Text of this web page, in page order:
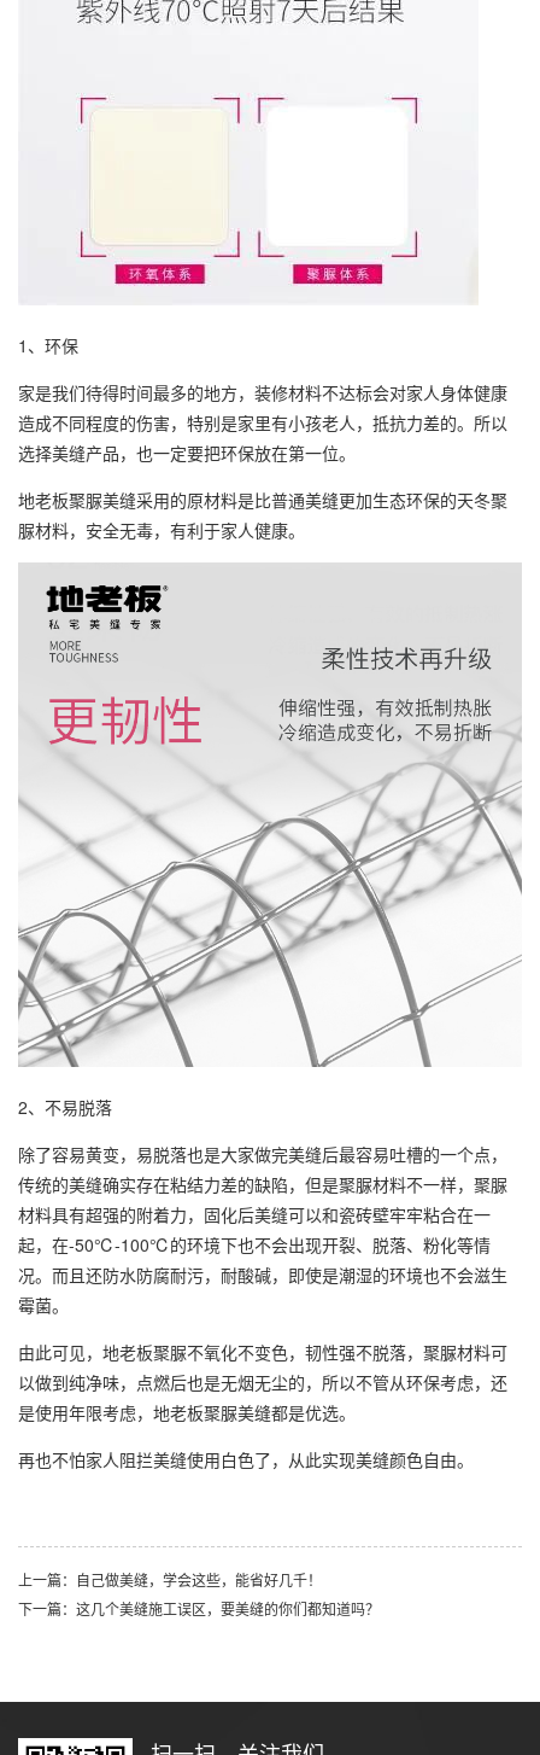
1、环保
家是我们待得时间最多的地方，装修材料不达标会对家人身体健康
造成不同程度的伤害，特别是家里有小孩老人，抵抗力差的。所以
选择美缝产品，也一定要把环保放在第一位。
地老板聚脲美缝采用的原材料是比普通美缝更加生态环保的天冬聚
脲材料，安全无毒，有利于家人健康。
2、不易脱落
除了容易黄变，易脱落也是大家做完美缝后最容易吐槽的一个点，
传统的美缝确实存在粘结力差的缺陷，但是聚脲材料不一样，聚脲
材料具有超强的附着力，固化后美缝可以和瓷砖壁牢牢粘合在一
起，在-50℃-100℃的环境下也不会出现开裂、脱落、粉化等情
况。而且还防水防腐耐污，耐酸碱，即使是潮湿的环境也不会滋生
霉菌。
由此可见，地老板聚脲不氧化不变色，韧性强不脱落，聚脲材料可
以做到纯净味，点燃后也是无烟无尘的，所以不管从环保考虑，还
是使用年限考虑，地老板聚脲美缝都是优选。
再也不怕家人阻拦美缝使用白色了，从此实现美缝颜色自由。
上一篇：自己做美缝，学会这些，能省好几千！
下一篇：这几个美缝施工误区，要美缝的你们都知道吗？